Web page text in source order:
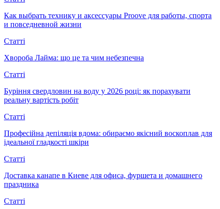
Как выбрать технику и аксессуары Proove для работы, спорта
и повседневной жизни
Статті
Хвороба Лайма: що це та чим небезпечна
Статті
Буріння свердловин на воду у 2026 році: як порахувати
реальну вартість робіт
Статті
Професійна депіляція вдома: обираємо якісний воскоплав для
ідеальної гладкості шкіри
Статті
Доставка канапе в Киеве для офиса, фуршета и домашнего
праздника
Статті